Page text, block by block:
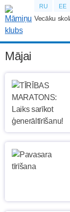
RU EE
Vecāku
Mājai